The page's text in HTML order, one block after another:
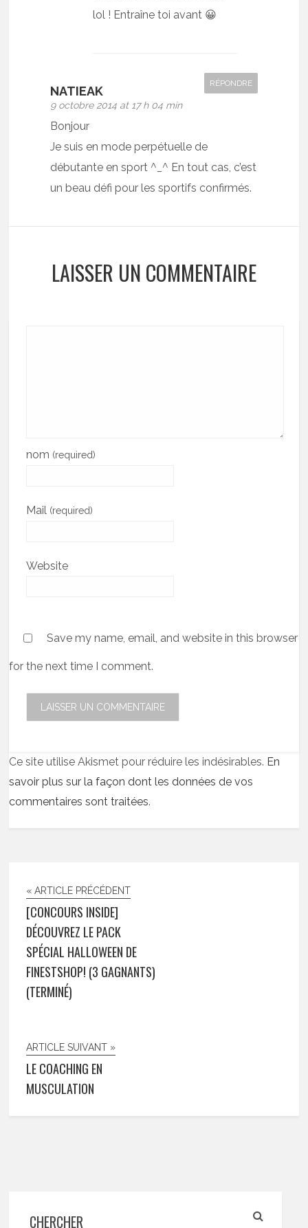
lol ! Entraîne toi avant 😀
NATIEAK
9 octobre 2014 at 17 h 04 min
RÉPONDRE
Bonjour
Je suis en mode perpétuelle de
débutante en sport ^_^ En tout cas, c’est
un beau défi pour les sportifs confirmés.
LAISSER UN COMMENTAIRE
nom (required)
Mail (required)
Website
Save my name, email, and website in this browser
for the next time I comment.
Ce site utilise Akismet pour réduire les indésirables. En
savoir plus sur la façon dont les données de vos
commentaires sont traitées.
« ARTICLE PRÉCÉDENT
[CONCOURS INSIDE]
DÉCOUVREZ LE PACK
SPÉCIAL HALLOWEEN DE
FINESTSHOP! (3 GAGNANTS)
(TERMINÉ)
ARTICLE SUIVANT »
LE COACHING EN
MUSCULATION
CHERCHER